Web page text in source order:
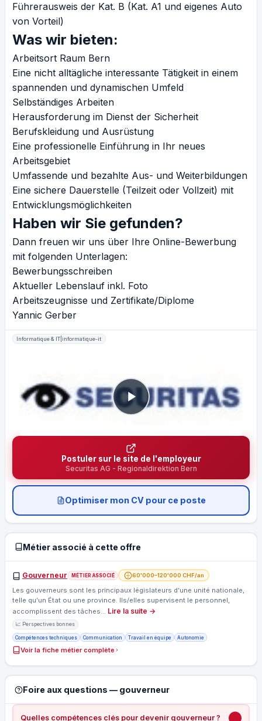
Führerausweis der Kat. B (Kat. A1 und eigenes Auto
von Vorteil)
Was wir bieten:
Arbeitsort Raum Bern
Eine nicht alltägliche interessante Tätigkeit in einem
spannenden und dynamischen Umfeld
Selbständiges Arbeiten
Herausforderung im Dienst der Sicherheit
Berufskleidung und Ausrüstung
Eine professionelle Einführung in Ihr neues
Arbeitsgebiet
Umfassende und bezahlte Aus- und Weiterbildungen
Eine sichere Dauerstelle (Teilzeit oder Vollzeit) mit
Entwicklungsmöglichkeiten
Haben wir Sie gefunden?
Dann freuen wir uns über Ihre Online-Bewerbung
mit folgenden Unterlagen:
Bewerbungsschreiben
Aktueller Lebenslauf inkl. Foto
Arbeitszeugnisse und Zertifikate/Diplome
Yannic Gerber
Informatique & IT|informatique-it
Postuler sur le site de l'employeur
Securitas AG - Regionaldirektion Bern
Optimiser mon CV pour ce poste
Métier associé à cette offre
Gouverneur MÉTIER ASSOCIÉ 60'000–120'000 CHF/an
Les gouverneurs sont les principaux législateurs d’une unité nationale,
telle qu’un État ou une province. Ils/elles supervisent le personnel,
accomplissent des tâches… Lire la suite →
📈 Perspectives bonnes
Compétences techniques Communication Travail en équipe Autonomie
Voir la fiche métier complète
Foire aux questions — gouverneur
Quelles compétences clés pour devenir gouverneur ?